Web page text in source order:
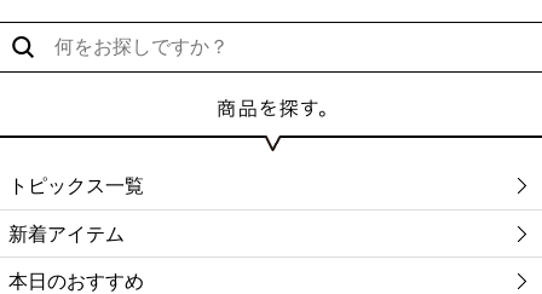
トピックス一覧
新着アイテム
本日のおすすめ